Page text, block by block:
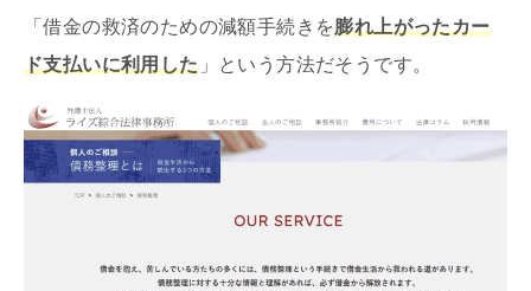
「借金の救済のための減額手続きを膨れ上がったカー
ド支払いに利用した」という方法だそうです。